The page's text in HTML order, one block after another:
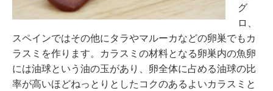
グ
ロ、
スペインではその他にタラやマルーカなどの卵巣でもカ
ラスミを作ります。カラスミの材料となる卵巣内の魚卵
には油球という油の玉があり、卵全体に占める油球の比
率が高いほどねっとりとしたコクのあるよいカラスミと